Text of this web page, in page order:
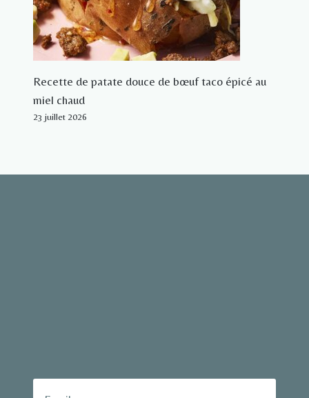
Recette de patate douce de bœuf taco épicé au
miel chaud
23 juillet 2026